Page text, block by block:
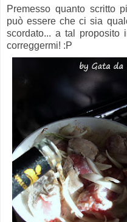
Premesso quanto scritto
può essere che ci sia
scordato... a tal
correggermi! :P